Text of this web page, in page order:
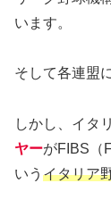
います。
そして各連盟
しかし、イタ
ヤーがFIBS（
いう イタリア